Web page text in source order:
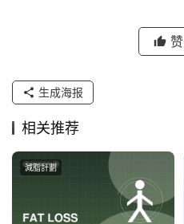
赞
生成海报
相关推荐
減脂計劃